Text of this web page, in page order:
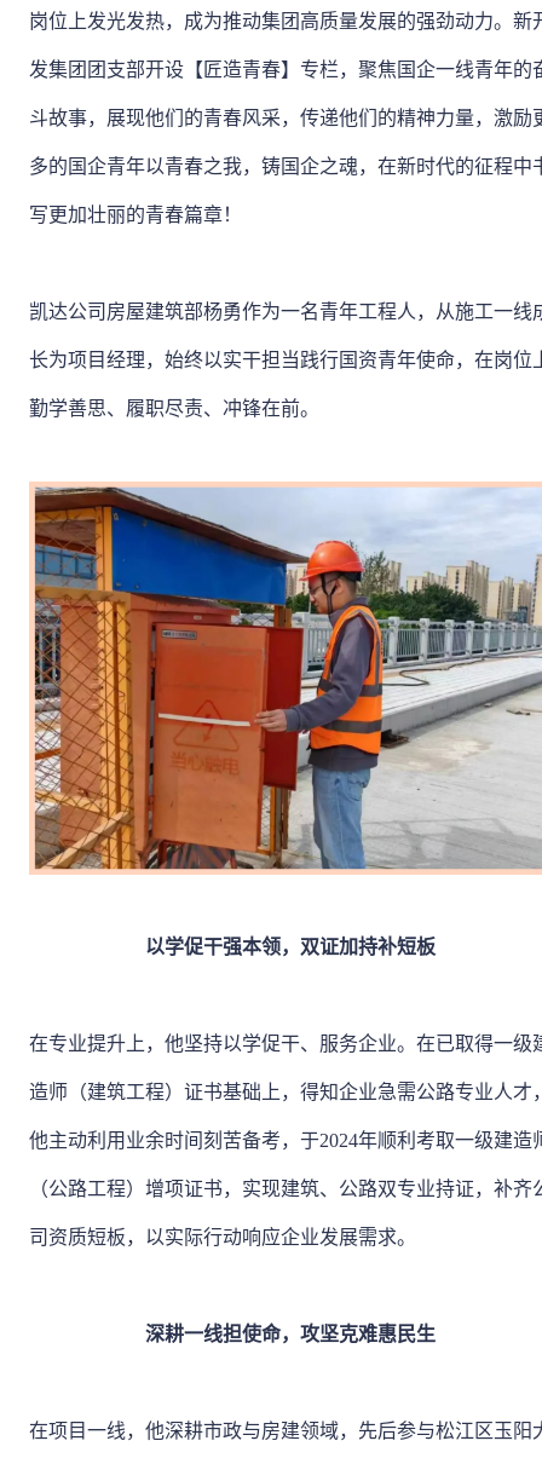
岗位上发光发热，成为推动集团高质量发展的强劲动力。新
发集团团支部开设【匠造青春】专栏，聚焦国企一线青年的
斗故事，展现他们的青春风采，传递他们的精神力量，激励
多的国企青年以青春之我，铸国企之魂，在新时代的征程中
写更加壮丽的青春篇章！
凯达公司房屋建筑部杨勇作为一名青年工程人，从施工一线
长为项目经理，始终以实干担当践行国资青年使命，在岗位
勤学善思、履职尽责、冲锋在前。
以学促干强本领，双证加持补短板
在专业提升上，他坚持以学促干、服务企业。在已取得一级
造师（建筑工程）证书基础上，得知企业急需公路专业人才
他主动利用业余时间刻苦备考，于2024年顺利考取一级建造
（公路工程）增项证书，实现建筑、公路双专业持证，补齐
司资质短板，以实际行动响应企业发展需求。
深耕一线担使命，攻坚克难惠民生
在项目一线，他深耕市政与房建领域，先后参与松江区玉阳